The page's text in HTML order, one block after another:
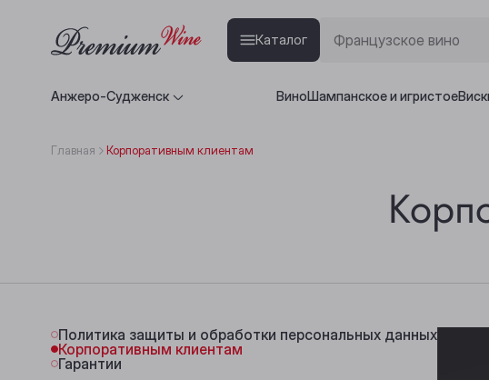
Каталог
Анжеро-Судженск ВиноШампанское и игристое
Главная Корпоративным клиентам
Политика защиты и обработки персональных данных
Корпоративным клиентам
Гарантии